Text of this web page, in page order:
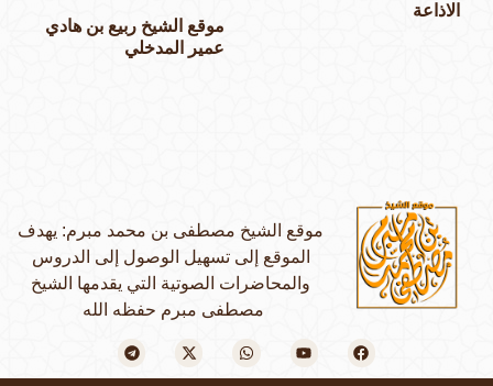
موقع الشيخ مصطفى بن محمد مبرم: يهدف
الموقع إلى تسهيل الوصول إلى الدروس
والمحاضرات الصوتية التي يقدمها الشيخ
مصطفى مبرم حفظه الله
الاذاعة
موقع الشيخ ربيع بن هادي
عمير المدخلي